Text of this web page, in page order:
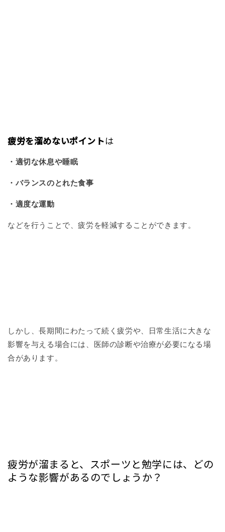
疲労を溜めないポイントは
・適切な休息や睡眠
・バランスのとれた食事
・適度な運動
などを行うことで、疲労を軽減することができます。
しかし、長期間にわたって続く疲労や、日常生活に大きな
影響を与える場合には、医師の診断や治療が必要になる場
合があります。
疲労が溜まると、スポーツと勉学には、どの
ような影響があるのでしょうか？